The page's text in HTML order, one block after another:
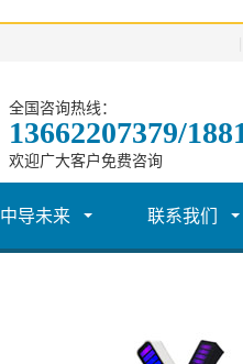
全国咨询热线：
13662207379/
欢迎广大客户免费咨询
中导未来 联系我们